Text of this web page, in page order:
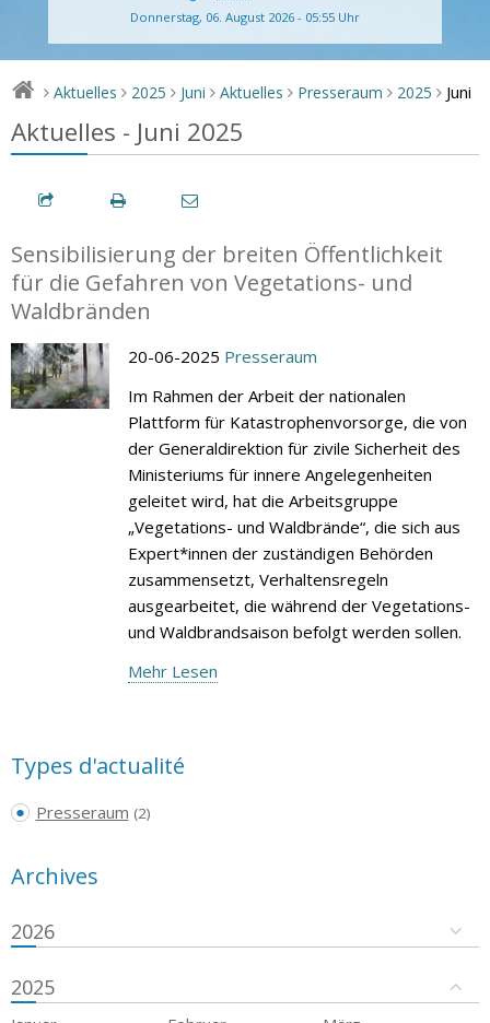
Donnerstag, 06. August 2026 - 05:55 Uhr
> Aktuelles > 2025 > Juni > Aktuelles > Presseraum > 2025 > Juni
Aktuelles - Juni 2025
Sensibilisierung der breiten Öffentlichkeit
für die Gefahren von Vegetations- und
Waldbränden
20-06-2025 Presseraum
Im Rahmen der Arbeit der nationalen
Plattform für Katastrophenvorsorge, die von
der Generaldirektion für zivile Sicherheit des
Ministeriums für innere Angelegenheiten
geleitet wird, hat die Arbeitsgruppe
„Vegetations- und Waldbrände“, die sich aus
Expert*innen der zuständigen Behörden
zusammensetzt, Verhaltensregeln
ausgearbeitet, die während der Vegetations-
und Waldbrandsaison befolgt werden sollen.
Mehr Lesen
Types d'actualité
Presseraum (2)
Archives
2026
2025